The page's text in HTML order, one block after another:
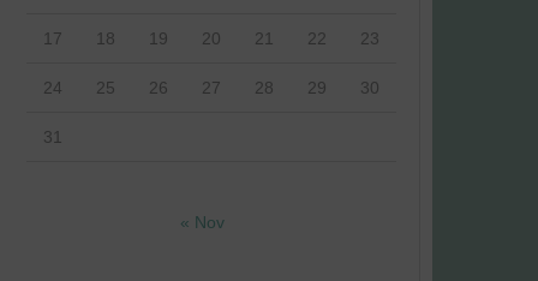
17 18 19 20 21 22 23
24 25 26 27 28 29 30
31
« Nov